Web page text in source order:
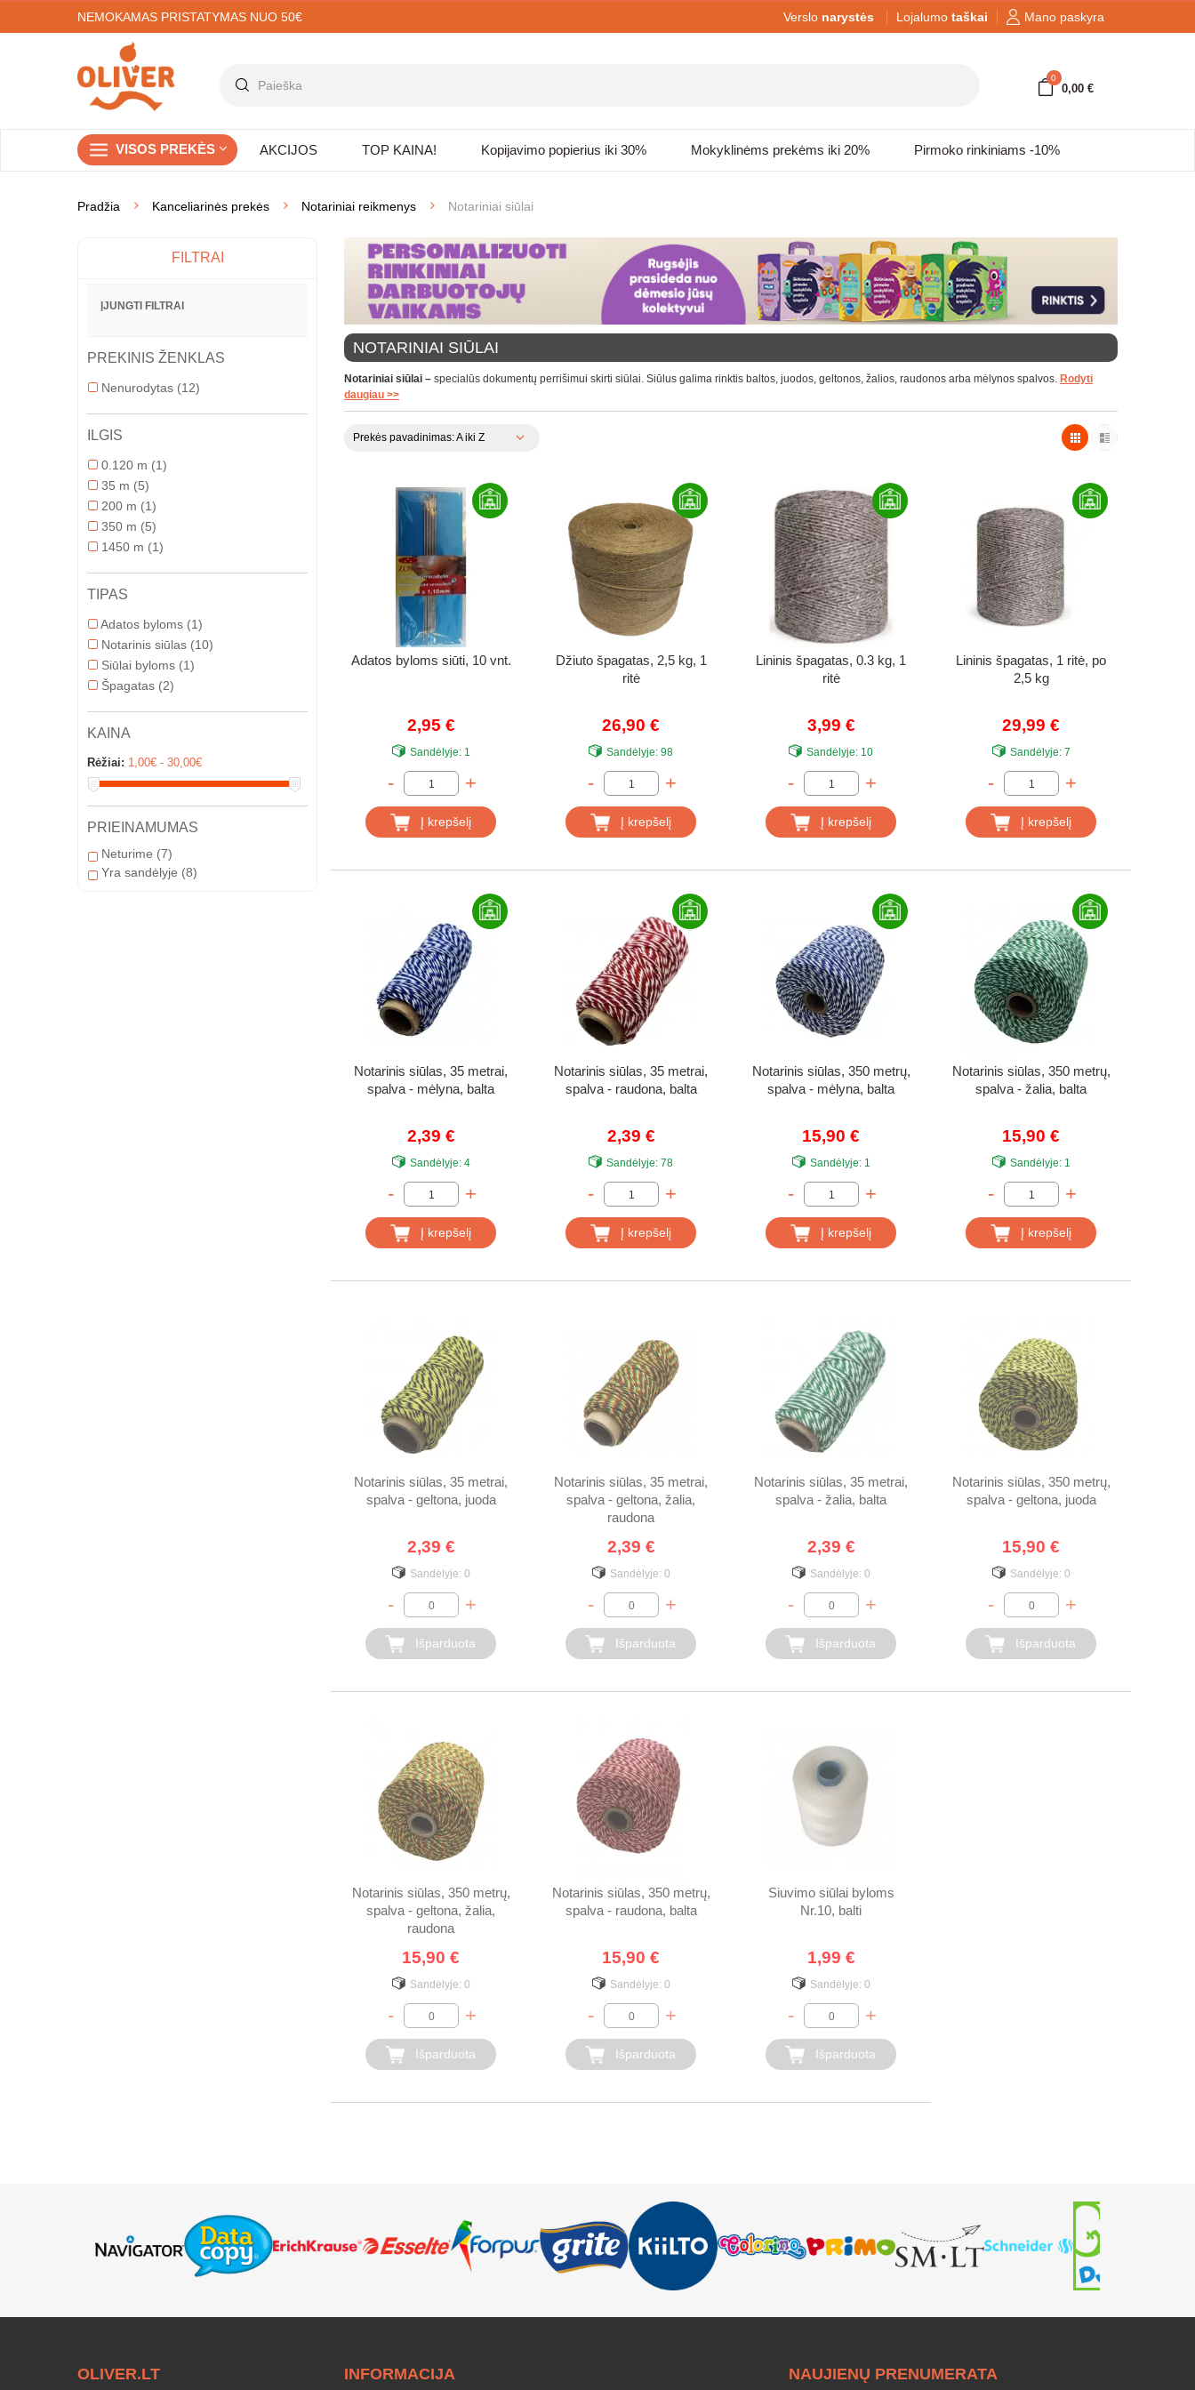
NEMOKAMAS PRISTATYMAS NUO 50€ Mano paskyra
Verslo narystės Lojalumo taškai
0
0,00 €
VISOS PREKĖS AKCIJOS TOP KAINA! Kopijavimo popierius iki 30% Mokyklinėms prekėms iki 20% Pirmoko rinkiniams -10%
Pradžia Kanceliarinės prekės Notariniai reikmenys Notariniai siūlai
NOTARINIAI SIŪLAI
Notariniai siūlai – specialūs dokumentų perrišimui skirti siūlai. Siūlus galima rinktis baltos, juodos, geltonos, žalios, raudonos arba mėlynos spalvos. Rodyti
daugiau >>
Prekės pavadinimas: A iki Z
Adatos byloms siūti, 10 vnt.
2,95 €
Sandėlyje:1
- +
Į krepšelį
Džiuto špagatas, 2,5 kg, 1
ritė
26,90 €
Sandėlyje: 98
- +
Į krepšelį
Lininis špagatas, 0.3 kg, 1
ritė
3,99 €
Sandėlyje: 10
- +
Į krepšelį
Lininis špagatas, 1 ritė, po
2,5 kg
29,99 €
Sandėlyje:7
- +
Į krepšelį
Notarinis siūlas, 35 metrai,
spalva - mėlyna, balta
2,39 €
Sandėlyje:4
- +
Į krepšelį
Notarinis siūlas, 35 metrai,
spalva - raudona, balta
2,39 €
Sandėlyje: 78
- +
Į krepšelį
Notarinis siūlas, 350 metrų,
spalva - mėlyna, balta
15,90 €
Sandėlyje:1
- +
Į krepšelį
Notarinis siūlas, 350 metrų,
spalva - žalia, balta
15,90 €
Sandėlyje:1
- +
Į krepšelį
Notarinis siūlas, 35 metrai,
spalva - geltona, juoda
2,39 €
Sandėlyje: 0
- +
Išparduota
Notarinis siūlas, 35 metrai,
spalva - geltona, žalia,
raudona
2,39 €
Sandėlyje: 0
- +
Išparduota
Notarinis siūlas, 35 metrai,
spalva - žalia, balta
2,39 €
Sandėlyje: 0
- +
Išparduota
Notarinis siūlas, 350 metrų,
spalva - geltona, juoda
15,90 €
Sandėlyje: 0
- +
Išparduota
Notarinis siūlas, 350 metrų,
spalva - geltona, žalia,
raudona
15,90 €
Sandėlyje: 0
- +
Išparduota
Notarinis siūlas, 350 metrų,
spalva - raudona, balta
15,90 €
Sandėlyje: 0
- +
Išparduota
Siuvimo siūlai byloms
Nr.10, balti
1,99 €
Sandėlyje: 0
- +
Išparduota
FILTRAI
ĮJUNGTI FILTRAI
PREKINIS ŽENKLAS
Nenurodytas (12)
ILGIS
0.120 m (1)
35 m (5)
200 m (1)
350 m (5)
1450 m (1)
TIPAS
Adatos byloms (1)
Notarinis siūlas (10)
Siūlai byloms (1)
Špagatas (2)
KAINA
Rėžiai: 1,00€ - 30,00€
PRIEINAMUMAS
Neturime (7)
Yra sandėlyje (8)
OLIVER.LT INFORMACIJA NAUJIENŲ PRENUMERATA